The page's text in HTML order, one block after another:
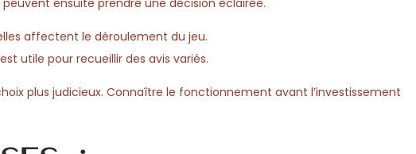
ensuite prendre une décision éclairée.
affectent le déroulement du jeu.
utile pour recueillir des avis variés.
plus judicieux. Connaître le fonctionnement avant l’investissement